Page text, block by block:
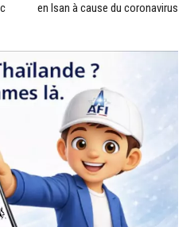
en Isan à cause du coronavirus